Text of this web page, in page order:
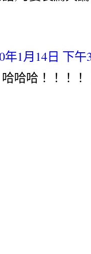
年1月14日 下午
哈哈！！！！